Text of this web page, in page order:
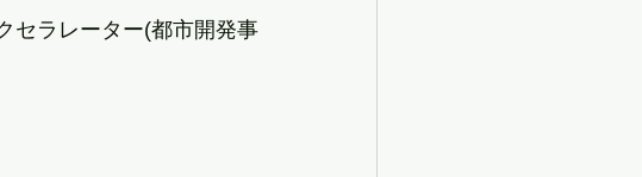
セラレーター(都市開発事